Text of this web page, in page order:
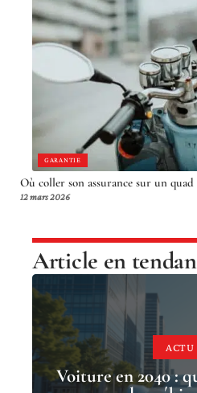
GARANTIE
Où coller son assurance sur un quad
12 mars 2026
Article en
ACTU
Voiture en 2040 :